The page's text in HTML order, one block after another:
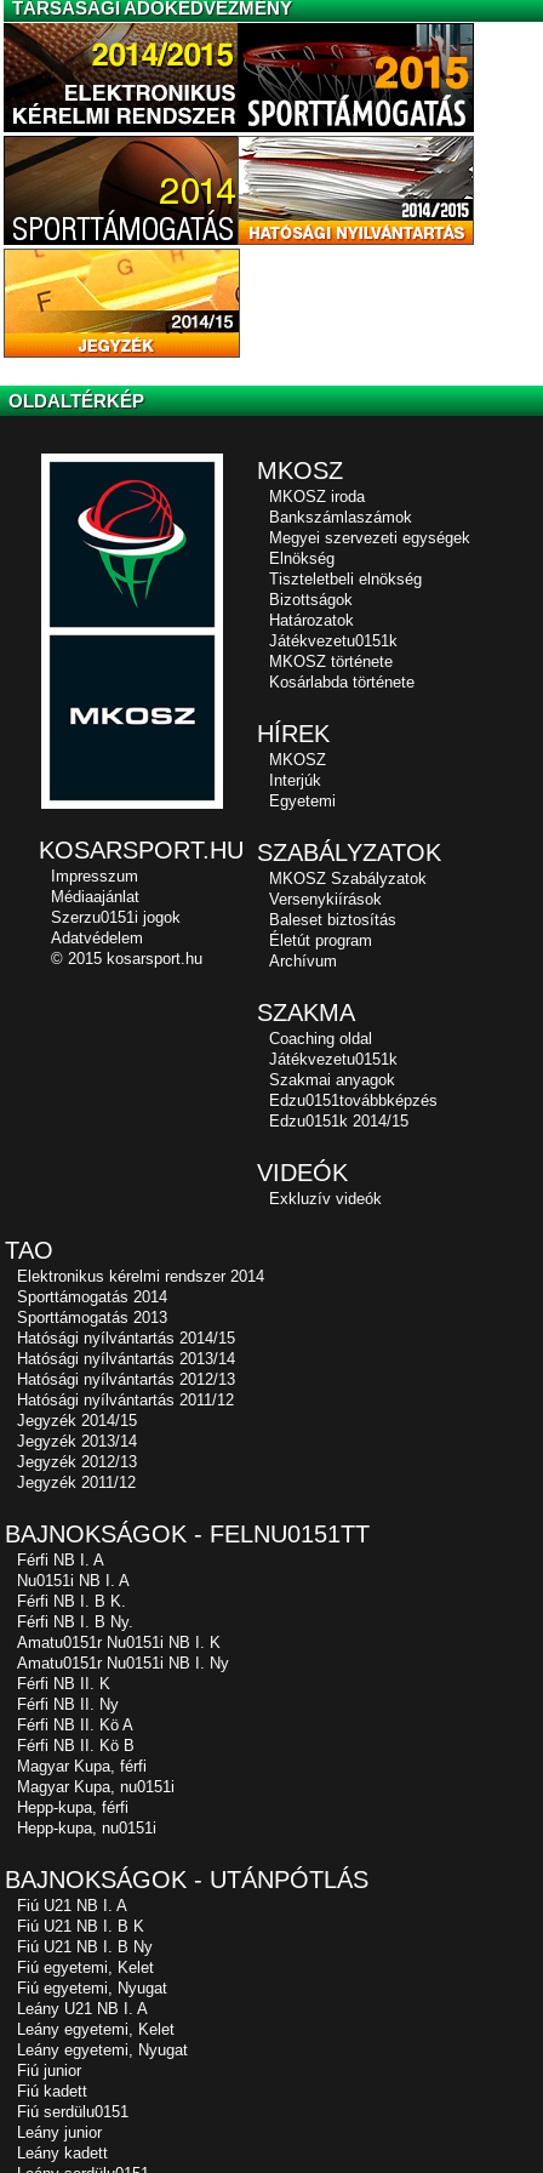
TÁRSASÁGI ADÓKEDVEZMÉNY
OLDALTÉRKÉP
MKOSZ
MKOSZ iroda
Bankszámlaszámok
Megyei szervezeti egységek
Elnökség
Tiszteletbeli elnökség
Bizottságok
Határozatok
Játékvezetu0151k
MKOSZ története
Kosárlabda története
HÍREK
MKOSZ
Interjúk
Egyetemi
SZABÁLYZATOK
MKOSZ Szabályzatok
Versenykiírások
Baleset biztosítás
Életút program
Archívum
SZAKMA
Coaching oldal
Játékvezetu0151k
Szakmai anyagok
Edzu0151továbbképzés
Edzu0151k 2014/15
VIDEÓK
Exkluzív videók
TAO
Elektronikus kérelmi rendszer 2014
Sporttámogatás 2014
Sporttámogatás 2013
Hatósági nyílvántartás 2014/15
Hatósági nyílvántartás 2013/14
Hatósági nyílvántartás 2012/13
Hatósági nyílvántartás 2011/12
Jegyzék 2014/15
Jegyzék 2013/14
Jegyzék 2012/13
Jegyzék 2011/12
BAJNOKSÁGOK - FELNU0151TT
Férfi NB I. A
Nu0151i NB I. A
Férfi NB I. B K.
Férfi NB I. B Ny.
Amatu0151r Nu0151i NB I. K
Amatu0151r Nu0151i NB I. Ny
Férfi NB II. K
Férfi NB II. Ny
Férfi NB II. Kö A
Férfi NB II. Kö B
Magyar Kupa, férfi
Magyar Kupa, nu0151i
Hepp-kupa, férfi
Hepp-kupa, nu0151i
BAJNOKSÁGOK - UTÁNPÓTLÁS
Fiú U21 NB I. A
Fiú U21 NB I. B K
Fiú U21 NB I. B Ny
Fiú egyetemi, Kelet
Fiú egyetemi, Nyugat
Leány U21 NB I. A
Leány egyetemi, Kelet
Leány egyetemi, Nyugat
Fiú junior
Fiú kadett
Fiú serdülu0151
Leány junior
Leány kadett
KOSARSPORT.HU
Impresszum
Médiaajánlat
Szerzu0151i jogok
Adatvédelem
© 2015 kosarsport.hu